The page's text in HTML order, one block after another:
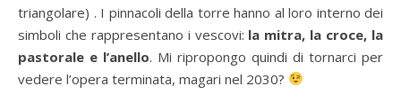
triangolare) . I pinnacoli della torre hanno al loro interno dei
simboli che rappresentano i vescovi: la mitra, la croce, la
pastorale e l’anello. Mi ripropongo quindi di tornarci per
vedere l’opera terminata, magari nel 2030?